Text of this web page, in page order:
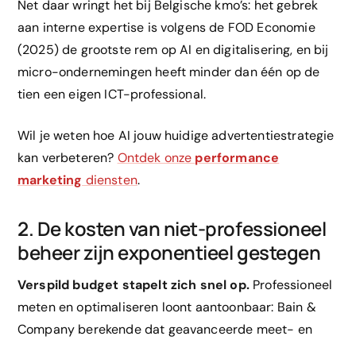
Net daar wringt het bij Belgische kmo’s: het gebrek
aan interne expertise is volgens de FOD Economie
(2025) de grootste rem op AI en digitalisering, en bij
micro-ondernemingen heeft minder dan één op de
tien een eigen ICT-professional.
Wil je weten hoe AI jouw huidige advertentiestrategie
kan verbeteren? Ontdek onze performance
marketing diensten.
2. De kosten van niet-professioneel
beheer zijn exponentieel gestegen
Verspild budget stapelt zich snel op.Professioneel
meten en optimaliseren loont aantoonbaar: Bain &
Company berekende dat geavanceerde meet- en